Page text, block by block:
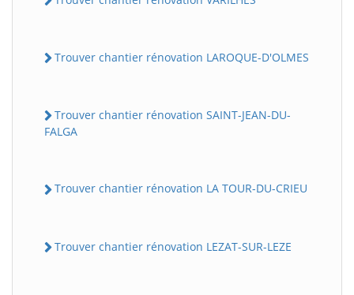
Trouver chantier rénovation LAROQUE-D'OLMES
Trouver chantier rénovation SAINT-JEAN-DU-
FALGA
Trouver chantier rénovation LA TOUR-DU-CRIEU
Trouver chantier rénovation LEZAT-SUR-LEZE